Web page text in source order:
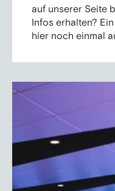
auf unserer Seite
Infos erhalten?
hier noch einmal